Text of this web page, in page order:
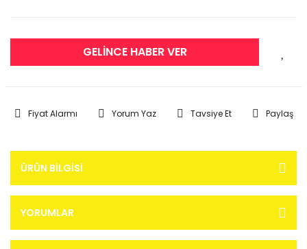
GELİNCE HABER VER
Fiyat Alarmı Yorum Yaz Tavsiye Et Paylaş
ÜRÜN BILGISI
YORUMLAR